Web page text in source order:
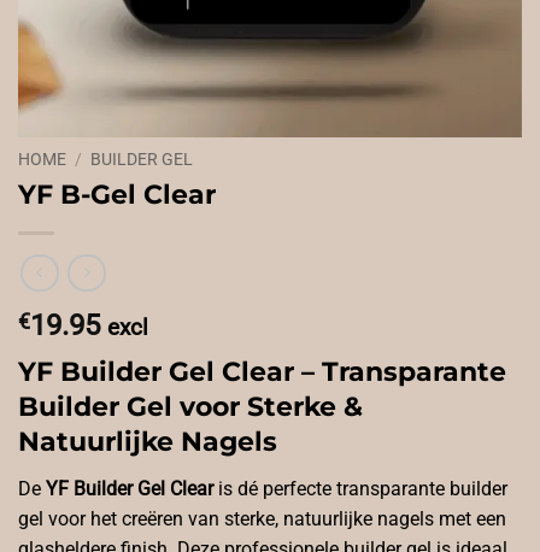
HOME / BUILDER GEL
YF B-Gel Clear
€19.95 excl
YF Builder Gel Clear – Transparante
Builder Gel voor Sterke &
Natuurlijke Nagels
De YF Builder Gel Clearis dé perfecte transparante builder
gel voor het creëren van sterke, natuurlijke nagels met een